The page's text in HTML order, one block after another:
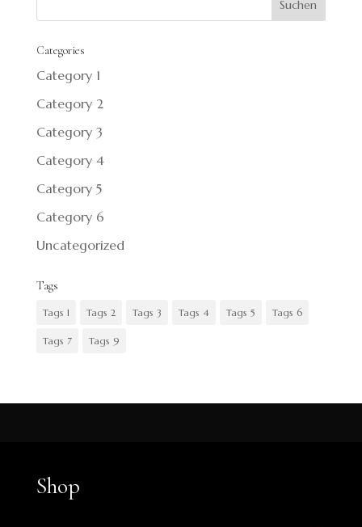
Categories
Category 1
Category 2
Category 3
Category 4
Category 5
Category 6
Uncategorized
Tags
Tags 1 Tags 2 Tags 3 Tags 4 Tags 5 Tags 6
Tags 7 Tags 9
Shop